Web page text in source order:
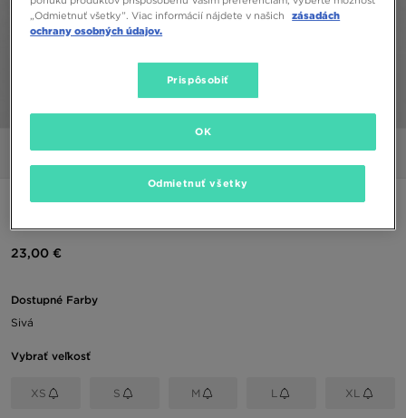
Obrázky Video
NIKE RUNNING PACER 1/4 ZIP TRACK TOP
23,00 €
Dostupné Farby
Sivá
Vybrať veľkosť
XS S M L XL
„Odmietnuť všetky”. Viac informácií nájdete v našich
zásadách
ochrany osobných údajov.
Prispôsobiť
Odmietnuť všetky
OK